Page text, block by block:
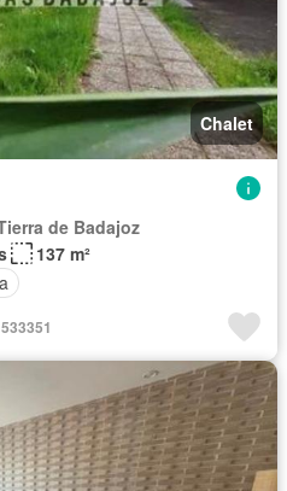
Chalet
de Badajoz
137 m²